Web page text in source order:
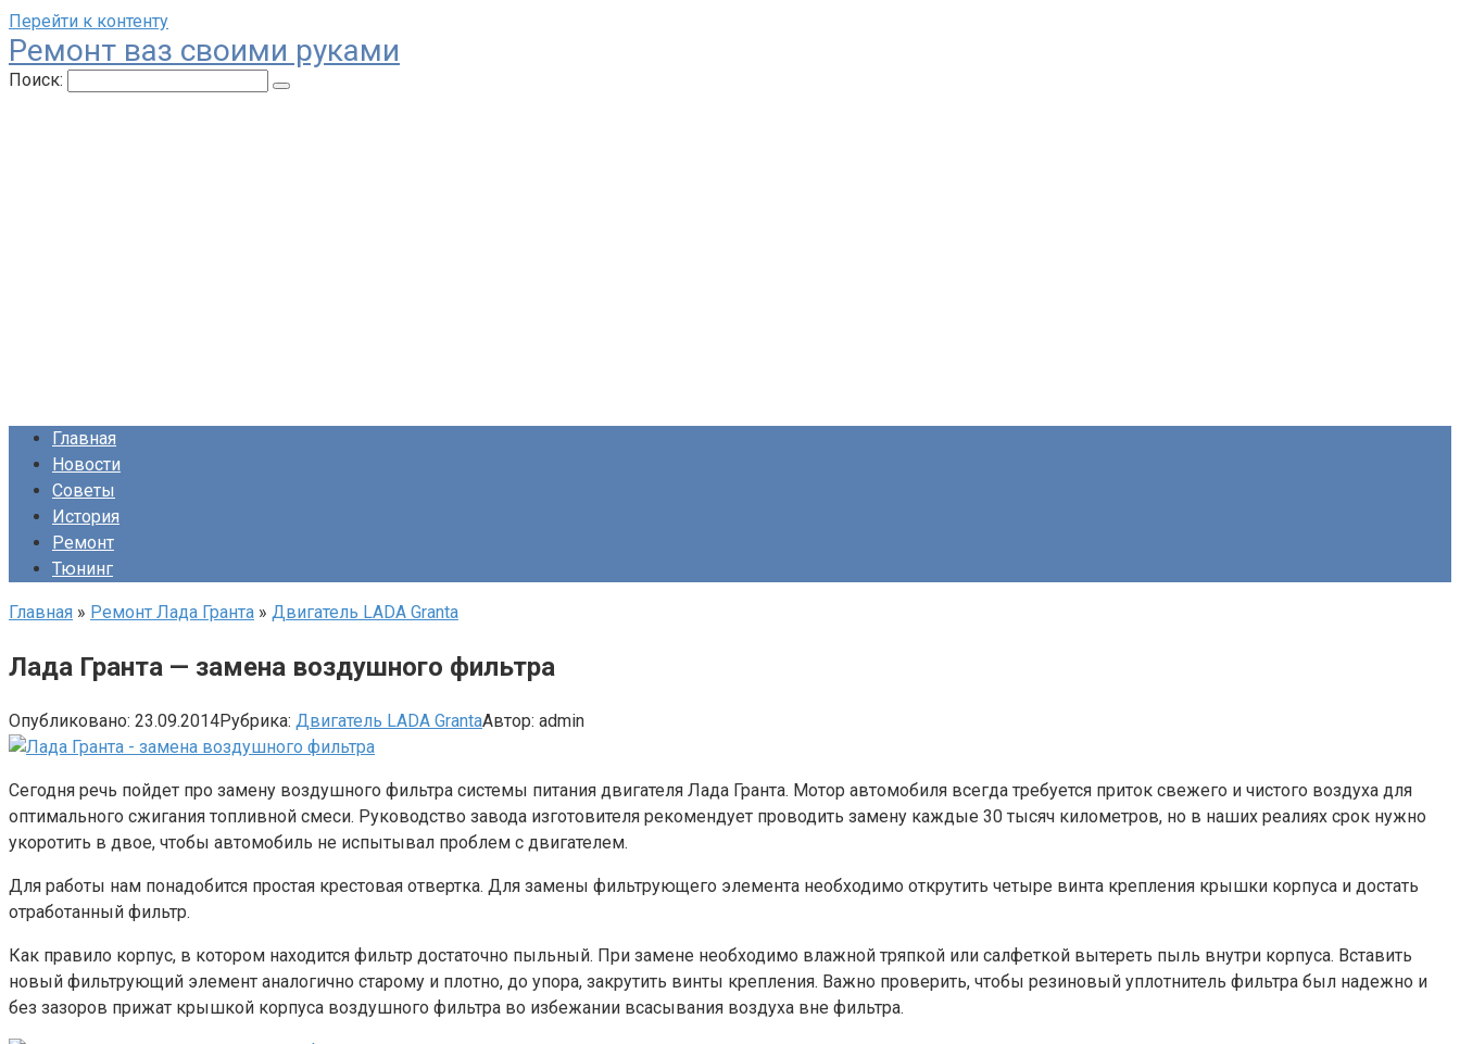
Перейти к контенту
Ремонт ваз своими руками
Поиск:
Главная
Новости
Советы
История
Ремонт
Тюнинг
Главная » Ремонт Лада Гранта » Двигатель LADA Granta
Лада Гранта — замена воздушного фильтра
Опубликовано: 23.09.2014Рубрика: Двигатель LADA GrantaАвтор: admin
Сегодня речь пойдет про замену воздушного фильтра системы питания двигателя Лада Гранта. Мотор автомобиля всегда требуется приток свежего и чистого воздуха для
оптимального сжигания топливной смеси. Руководство завода изготовителя рекомендует проводить замену каждые 30 тысяч километров, но в наших реалиях срок нужно
укоротить в двое, чтобы автомобиль не испытывал проблем с двигателем.
Для работы нам понадобится простая крестовая отвертка. Для замены фильтрующего элемента необходимо открутить четыре винта крепления крышки корпуса и достать
отработанный фильтр.
Как правило корпус, в котором находится фильтр достаточно пыльный. При замене необходимо влажной тряпкой или салфеткой вытереть пыль внутри корпуса. Вставить
новый фильтрующий элемент аналогично старому и плотно, до упора, закрутить винты крепления. Важно проверить, чтобы резиновый уплотнитель фильтра был надежно и
без зазоров прижат крышкой корпуса воздушного фильтра во избежании всасывания воздуха вне фильтра.